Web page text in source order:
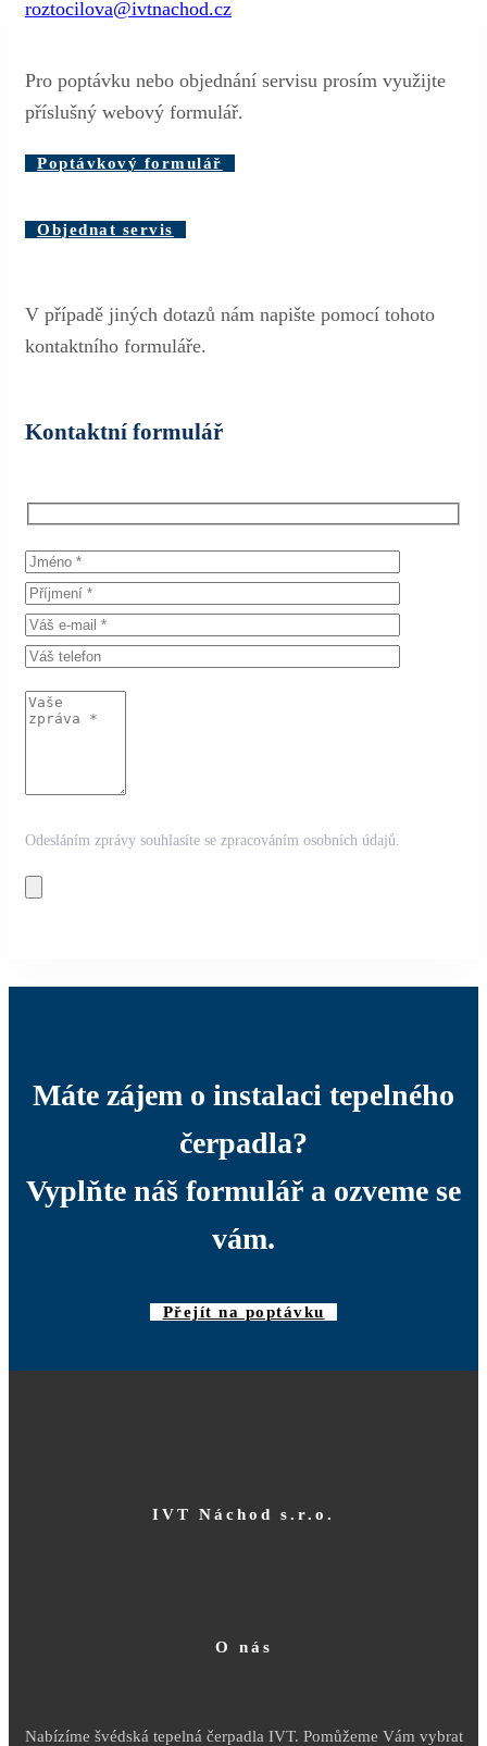
roztocilova@ivtnachod.cz
Pro poptávku nebo objednání servisu prosím využijte
příslušný webový formulář.
Poptávkový formulář
Objednat servis
V případě jiných dotazů nám napište pomocí tohoto
kontaktního formuláře.
Kontaktní formulář
Odesláním zprávy souhlasíte se zpracováním osobních údajů.
Máte zájem o instalaci tepelného
čerpadla?
Vyplňte náš formulář a ozveme se
vám.
Přejít na poptávku
IVT Náchod s.r.o.
O nás
Nabízíme švédská tepelná čerpadla IVT. Pomůžeme Vám vybrat